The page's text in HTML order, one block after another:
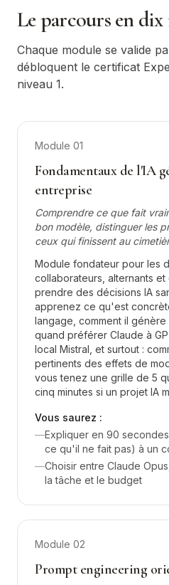
Le parcours en dix
Chaque module se valide
débloquent le certificat
niveau 1.
Module 01
Fondamentaux de l'IA
entreprise
Comprendre ce que fait
bon modèle, distinguer les
ceux qui finissent au
Module fondateur pour les
collaborateurs, alternants
prendre des décisions IA
apprenez ce qu'est
langage, comment il génère
quand préférer Claude à
local Mistral, et surtout :
pertinents des effets de
vous tenez une grille de 5
cinq minutes si un projet IA
Vous saurez :
—Expliquer en 90
ce qu'il ne fait pas) à un
—Choisir entre Claude
la tâche et le budget
Module 02
Prompt engineering